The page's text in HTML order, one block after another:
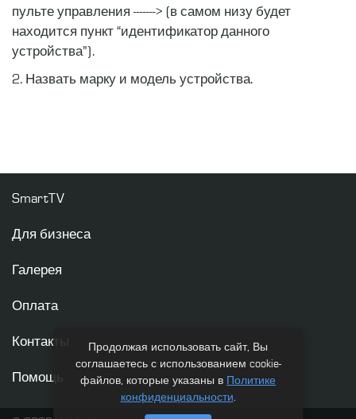
пульте управления -------> (в самом низу будет
находится пункт “идентификатор данного
устройства”).
2. Назвать марку и модель устройства.
SmartTV
Для бизнеса
Галерея
Оплата
Контакты
Помощь
Продолжая использовать сайт, Вы
соглашаетесь с использованием cookie-
файлов, которые указаны в
Политике
конфиденциальности.